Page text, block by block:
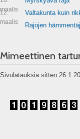
maalis
12.
maalis
Valtakunta kuin
Rajojen
Mimeettinen
Sivulatauksia sitten